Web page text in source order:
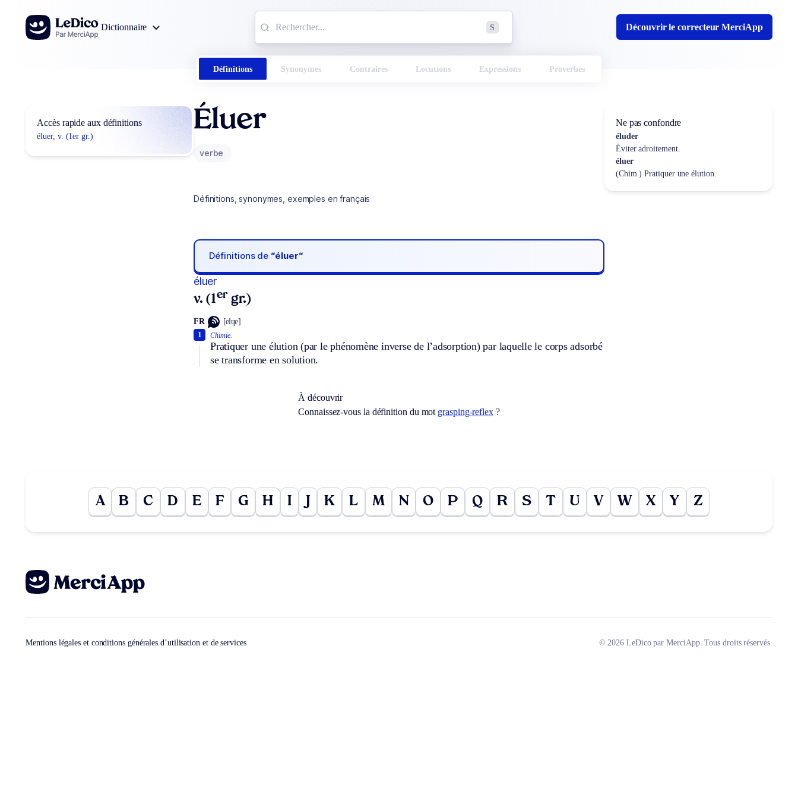
Aller au contenu
Dictionnaire
S Découvrir le correcteur MerciApp
Définitions Synonymes Contraires Locutions Expressions Proverbes
Accès rapide aux définitions
éluer, v. (1er gr.)
Éluer
verbe
Définitions, synonymes, exemples en français
Définitions de “éluer“
éluer
v. (1er gr.)
FR [elɥe]
Chimie.
Pratiquer une élution (par le phénomène inverse de l’adsorption) par laquelle le corps adsorbé
se transforme en solution.
1
À découvrir
Connaissez-vous la définition du mot grasping-reflex ?
Ne pas confondre
éluder
Éviter adroitement.
éluer
(Chim.) Pratiquer une élution.
A B C D E F G H I J K L M N O P Q R S T U V W X Y Z
Mentions légales et conditions générales d’utilisation et de services © 2026 LeDico par MerciApp. Tous droits réservés.